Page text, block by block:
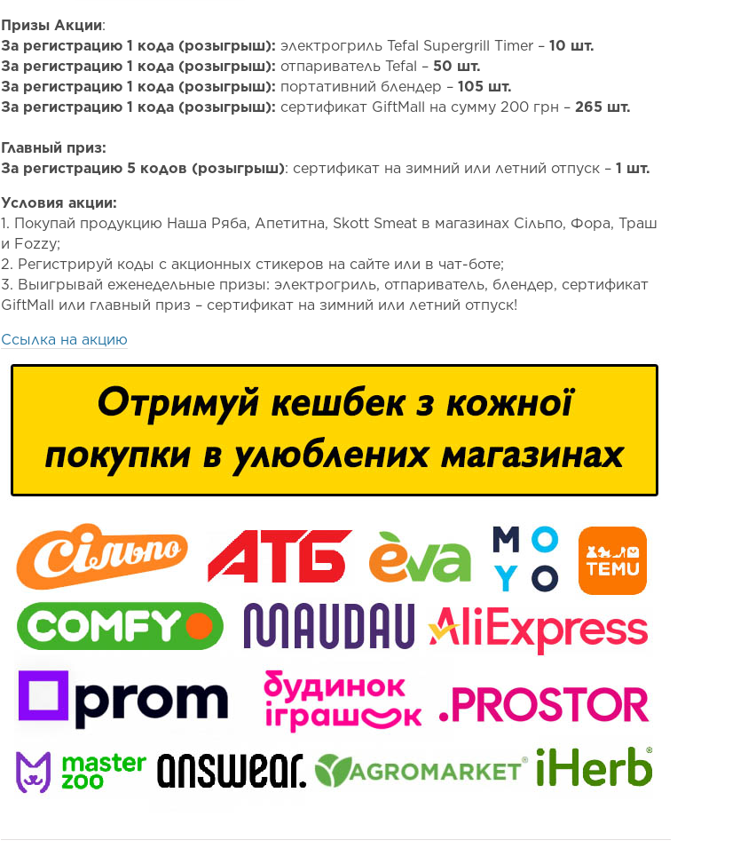
Призы Акции:
За регистрацию 1 кода (розыгрыш): электрогриль Tefal Supergrill Timer –10 шт.
За регистрацию 1 кода (розыгрыш): отпариватель Tefal – 50 шт.
За регистрацию 1 кода (розыгрыш): портативний блендер –105 шт.
За регистрацию 1 кода (розыгрыш): сертификат GiftMall на сумму 200 грн –265 шт.
Главный приз:
За регистрацию 5 кодов (розыгрыш): сертификат на зимний или летний отпуск –1 шт.
Условия акции:
1. Покупай продукцию Наша Ряба, Апетитна, Skott Smeat в магазинах Сільпо, Фора, Траш
и Fozzy;
2. Регистрируй коды с акционных стикеров на сайте или в чат-боте;
3. Выигрывай еженедельные призы: электрогриль, отпариватель, блендер, сертификат
GiftMall или главный приз – сертификат на зимний или летний отпуск!
Ссылка на акцию